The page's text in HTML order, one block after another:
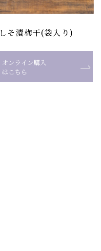
しそ漬梅干(袋入り)
オンライン購入
はこちら